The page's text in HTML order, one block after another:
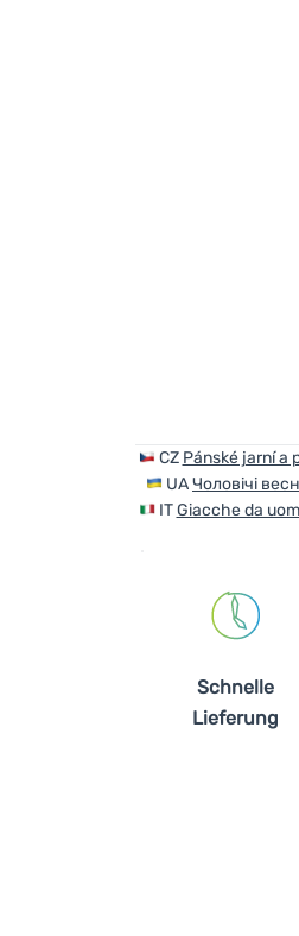
CZ Pánské jarní a
UAЧоловічі
ITGiacche da
Schnelle
Lieferung